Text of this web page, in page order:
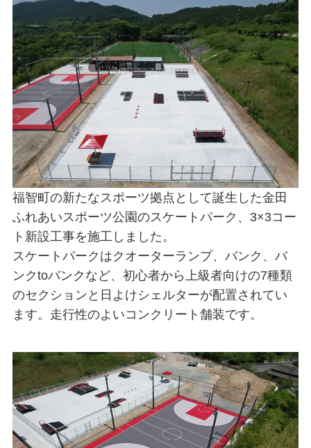
福智町の新たなスポーツ拠点として誕生した金田
ふれあいスポーツ公園のスケートパーク、3×3コー
ト新設工事を施工しました。
スケートパークはクオーターランプ、バンク、バ
ンクtoバンクなど、初心者から上級者向けの7種類
のセクションと日よけシェルターが配置されてい
ます。走行性のよいコンクリート舗装です。